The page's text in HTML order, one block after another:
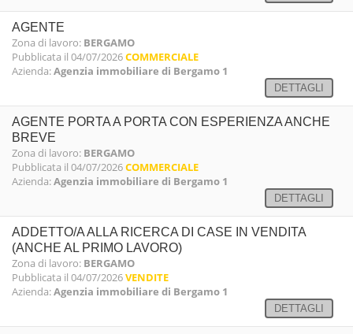
AGENTE
Zona di lavoro: BERGAMO
Pubblicata il 04/07/2026COMMERCIALE
Azienda:Agenzia immobiliare di Bergamo 1
DETTAGLI
AGENTE PORTA A PORTA CON ESPERIENZA ANCHE
BREVE
Zona di lavoro: BERGAMO
Pubblicata il 04/07/2026COMMERCIALE
Azienda:Agenzia immobiliare di Bergamo 1
DETTAGLI
ADDETTO/A ALLA RICERCA DI CASE IN VENDITA
(ANCHE AL PRIMO LAVORO)
Zona di lavoro: BERGAMO
Pubblicata il 04/07/2026VENDITE
Azienda:Agenzia immobiliare di Bergamo 1
DETTAGLI